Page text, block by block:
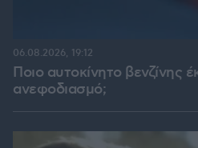
Ποιο αυτοκίνητο βενζίνης
ανεφοδιασμό;
06.08.2026, 19:12